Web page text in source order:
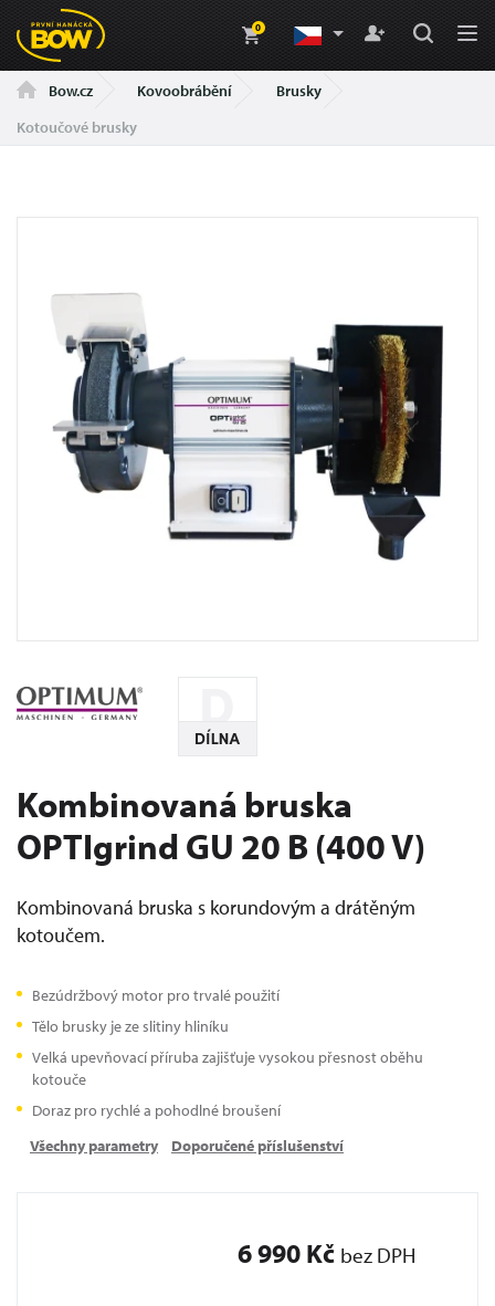
0
Bow.cz Kovoobrábění
Brusky
Kotoučové brusky
Kombinovaná bruska
OPTIgrind GU 20 B (400 V)
Kombinovaná bruska s korundovým a drátěným
kotoučem.
Bezúdržbový motor pro trvalé použití
Tělo brusky je ze slitiny hliníku
Velká upevňovací příruba zajišťuje vysokou přesnost oběhu
kotouče
Doraz pro rychlé a pohodlné broušení
Všechny parametry
Doporučené příslušenství
6 990 Kč bez DPH